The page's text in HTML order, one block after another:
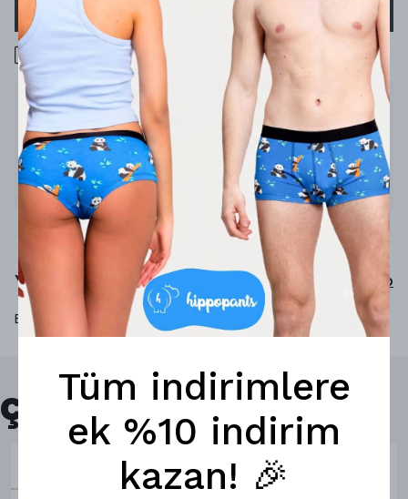
SEPETE EKLE
1000 TL üzeri ücretsiz kargo
Ürün Açıklaması
Siber dünyadaki tatlış hippolar!
%92 micro-modal
%8 elastan
Yorumlar Yorum Yap
Bu ürün için henüz yorum yapılmamış.
Çok Satanlar
Tüm indirimlere
ek %10 indirim
kazan! 🎉